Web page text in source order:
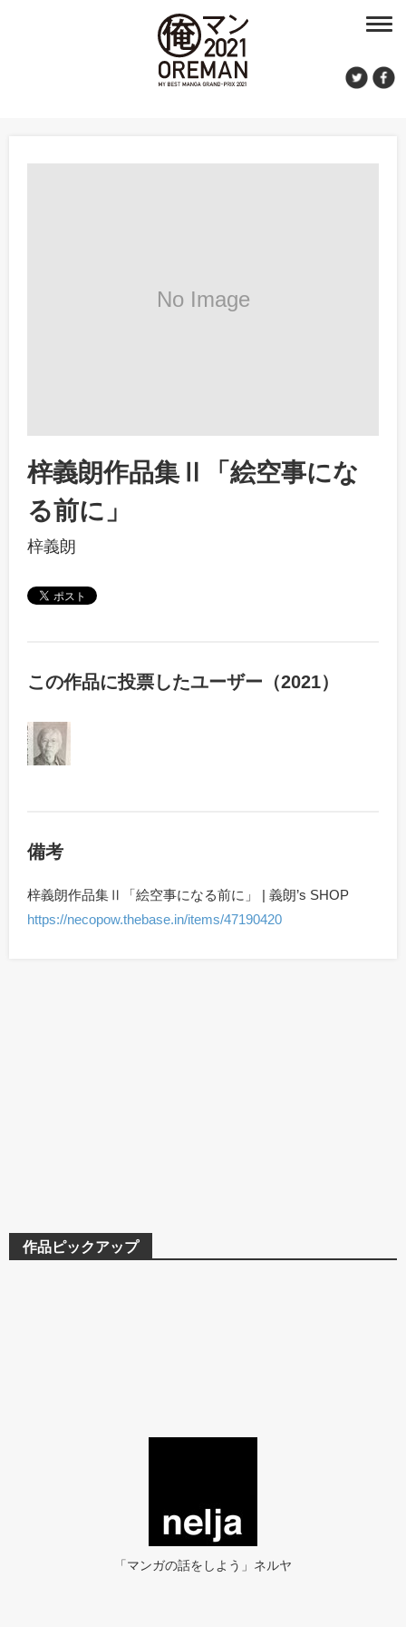
梓義朗作品集Ⅱ「絵空事にな
る前に」
梓義朗
この作品に投票したユーザー（2021）
備考
梓義朗作品集Ⅱ「絵空事になる前に」 | 義朗’s SHOP
https://necopow.thebase.in/items/47190420
作品ピックアップ
「マンガの話をしよう」ネルヤ